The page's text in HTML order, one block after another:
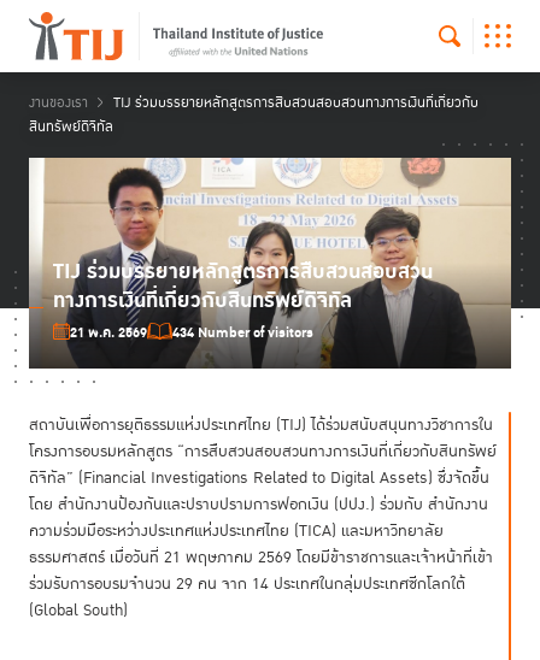
งานของเรา
TIJ ร่วมบรรยายหลักสูตรการสืบสวนสอบสวนทางการเงินที่เกี่ยวกับ
สินทรัพย์ดิจิทัล
TIJ ร่วมบรรยายหลักสูตรการสืบสวนสอบสวน
ทางการเงินที่เกี่ยวกับสินทรัพย์ดิจิทัล
21 พ.ค. 2569 434 Number of visitors
สถาบันเพื่อการยุติธรรมแห่งประเทศไทย (TIJ) ได้ร่วมสนับสนุนทางวิชาการใน
โครงการอบรมหลักสูตร “การสืบสวนสอบสวนทางการเงินที่เกี่ยวกับสินทรัพย์
ดิจิทัล” (Financial Investigations Related to Digital Assets) ซึ่งจัดขึ้น
โดย สำนักงานป้องกันและปราบปรามการฟอกเงิน (ปปง.) ร่วมกับ สำนักงาน
ความร่วมมือระหว่างประเทศแห่งประเทศไทย (TICA) และมหาวิทยาลัย
ธรรมศาสตร์ เมื่อวันที่ 21 พฤษภาคม 2569 โดยมีข้าราชการและเจ้าหน้าที่เข้า
ร่วมรับการอบรมจำนวน 29 คน จาก 14 ประเทศในกลุ่มประเทศซีกโลกใต้
(Global South)